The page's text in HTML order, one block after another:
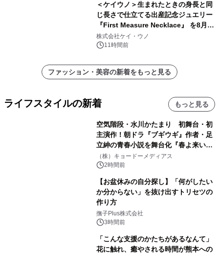
＜ケイウノ＞生まれたときの身長と同
じ長さで仕立てる出産記念ジュエリー
『First Measure Necklace』 を8月14
日(金)に発売
株式会社ケイ・ウノ
11時間前
ファッション・美容の新着をもっと見る
ライフスタイルの新着 もっと見る
空気階段・水川かたまり 初舞台・初
主演作！朝ドラ『ブギウギ』作者・足
立紳の青春小説を舞台化『春よ来い、
マジで来い』キービジュアル解禁！
（株）キョードーメディアス
2時間前
【お盆休みの自分探し】「何がしたい
か分からない」を抜け出すトリセツの
作り方
撫子Plus株式会社
3時間前
「こんな支援のかたちがあるなんて」
花に触れ、癒やされる時間が熊本への